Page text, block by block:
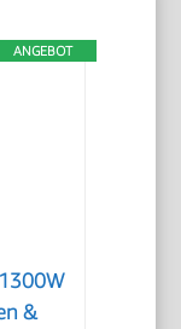
ANGEBOT
&